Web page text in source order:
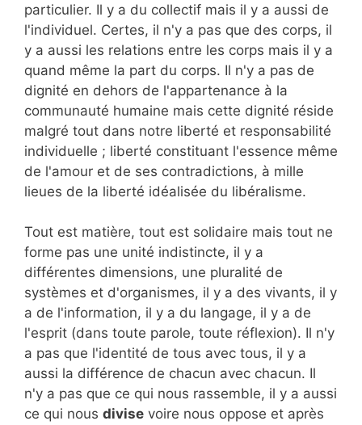
particulier. Il y a du collectif mais il y a aussi de
l'individuel. Certes, il n'y a pas que des corps, il
y a aussi les relations entre les corps mais il y a
quand même la part du corps. Il n'y a pas de
dignité en dehors de l'appartenance à la
communauté humaine mais cette dignité réside
malgré tout dans notre liberté et responsabilité
individuelle ; liberté constituant l'essence même
de l'amour et de ses contradictions, à mille
lieues de la liberté idéalisée du libéralisme.
Tout est matière, tout est solidaire mais tout ne
forme pas une unité indistincte, il y a
différentes dimensions, une pluralité de
systèmes et d'organismes, il y a des vivants, il y
a de l'information, il y a du langage, il y a de
l'esprit (dans toute parole, toute réflexion). Il n'y
a pas que l'identité de tous avec tous, il y a
aussi la différence de chacun avec chacun. Il
n'y a pas que ce qui nous rassemble, il y a aussi
ce qui nous divise voire nous oppose et après